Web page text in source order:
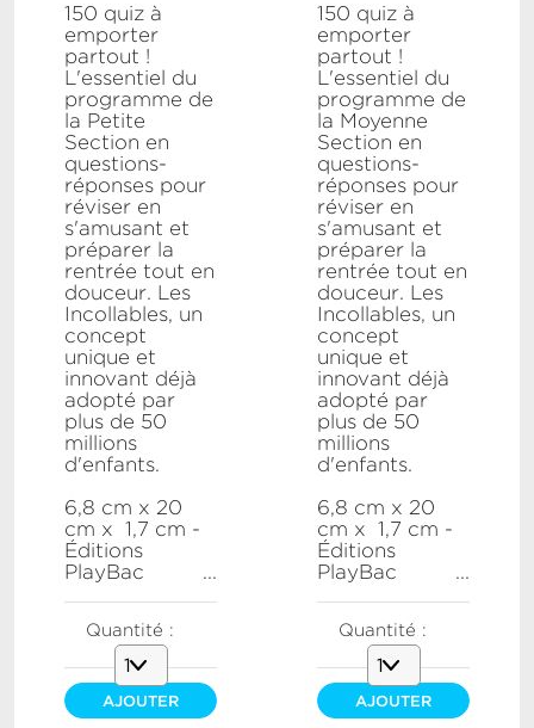
150 quiz à
emporter
partout !
L'essentiel du
programme de
la Petite
Section en
questions-
réponses pour
réviser en
s'amusant et
préparer la
rentrée tout en
douceur. Les
Incollables, un
concept
unique et
innovant déjà
adopté par
plus de 50
millions
d'enfants.
6,8 cm x 20
cm x 1,7 cm -
Éditions
PlayBac
...
Quantité :
AJOUTER
150 quiz à
emporter
partout !
L'essentiel du
programme de
la Moyenne
Section en
questions-
réponses pour
réviser en
s'amusant et
préparer la
rentrée tout en
douceur. Les
Incollables, un
concept
unique et
innovant déjà
adopté par
plus de 50
millions
d'enfants.
6,8 cm x 20
cm x 1,7 cm -
Éditions
PlayBac
...
Quantité :
AJOUTER